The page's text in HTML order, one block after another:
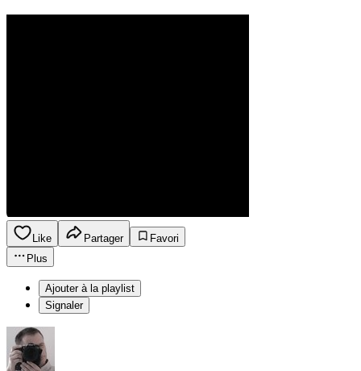
Like Partager
Favori
Plus
Ajouter à la playlist
Signaler